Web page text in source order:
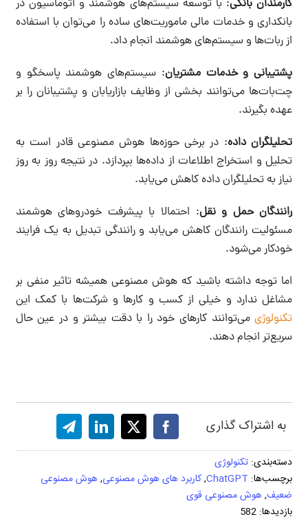
کارمندان بانکی: با توسعه سیستم‌های هوشمند و اتوماسیون در
بانکداری و خدمات مالی ماموریت‌های ساده را می‌توان با استفاده
از ربات‌ها و سیستم‌های هوشمند انجام داد.
پشتیبانی و خدمات مشتریان: سیستم‌های هوشمند پاسخگو و
چت‌بات‌ها می‌توانند بخشی از وظایف بازاریابان و پشتیبانان را بر
عهده بگیرند.
تحلیلگران داده: در برخی حوزه‌ها هوش مصنوعی قادر است به
تحلیل و استخراج اطلاعات از داده‌ها بپردازد. در نتیجه روز به روز
نیاز به تحلیلگران داده کاهش می‌یابد.
رانندگان حمل و نقل: احتمالا با پیشرفت خودروهای هوشمند
مسئولیت رانندگان کاهش می‌یابد و رانندگی تبدیل به یک فرایند
خودکار می‌شود.
اما توجه داشته باشید که هوش مصنوعی همیشه تاثیر منفی بر
مشاغل ندارد و خیلی از کسب و کارها و شرکت‌ها با کمک این
تکنولوژیمی‌توانند کارهای خود را با دقت بیشتر و در عین حال
سریع‌تر انجام دهند.
به اشتراک گذاری
دسته‌بندی: تکنولوژی
برچسب‌ها: ChatGPT
,کاربرد های هوش مصنوعی,هوش مصنوعی
ضعیف,هوش مصنوعی قوی
بازدیدها: 582